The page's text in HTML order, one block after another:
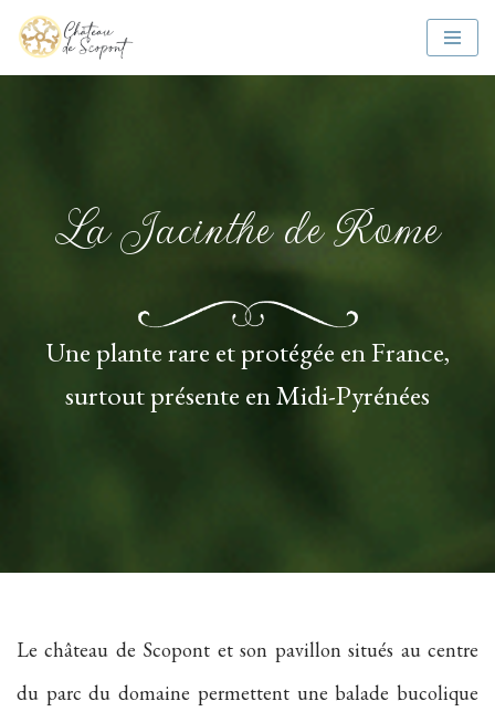
La Jacinthe de Rome
Une plante rare et protégée en France,
surtout présente en Midi-Pyrénées
Le château de Scopont et son pavillon situés au centre
du parc du domaine permettent une balade bucolique